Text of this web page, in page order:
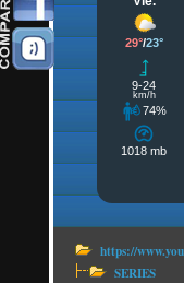
https://
SERIES